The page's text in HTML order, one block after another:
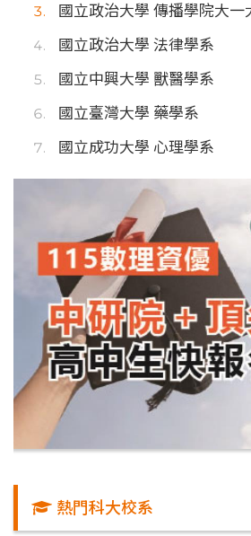
國立政治大學 傳播學院大一
國立政治大學 法律學系
國立中興大學 獸醫學系
國立臺灣大學 藥學系
國立成功大學 心理學系
熱門科大校系